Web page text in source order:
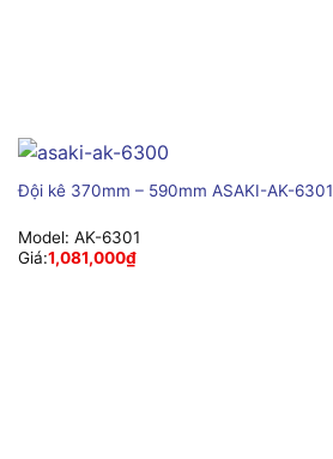
Đội kê 370mm – 590mm ASAKI-AK-6301
Model: AK-6301
Giá:1,081,000₫